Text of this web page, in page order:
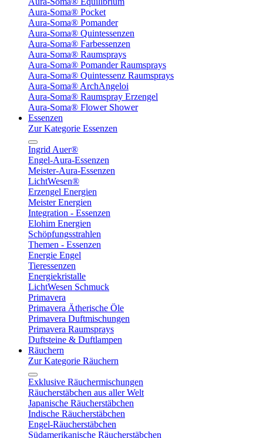
Aura-Soma® Pocket
Aura-Soma® Pomander
Aura-Soma® Quintessenzen
Aura-Soma® Farbessenzen
Aura-Soma® Raumsprays
Aura-Soma® Pomander Raumsprays
Aura-Soma® Quintessenz Raumsprays
Aura-Soma® ArchAngeloi
Aura-Soma® Raumspray Erzengel
Aura-Soma® Flower Shower
Essenzen
Zur Kategorie Essenzen
Ingrid Auer®
Engel-Aura-Essenzen
Meister-Aura-Essenzen
LichtWesen®
Erzengel Energien
Meister Energien
Integration - Essenzen
Elohim Energien
Schöpfungsstrahlen
Themen - Essenzen
Energie Engel
Tieressenzen
Energiekristalle
LichtWesen Schmuck
Primavera
Primavera Ätherische Öle
Primavera Duftmischungen
Primavera Raumsprays
Duftsteine & Duftlampen
Räuchern
Zur Kategorie Räuchern
Exklusive Räuchermischungen
Räucherstäbchen aus aller Welt
Japanische Räucherstäbchen
Indische Räucherstäbchen
Engel-Räucherstäbchen
Südamerikanische Räucherstäbchen